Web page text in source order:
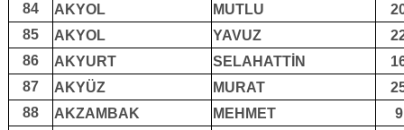
84
AKYOL MUTLU
85
AKYOL YAVUZ
86
AKYURT SELAHATTİN
87
AKYÜZ MURAT
88
AKZAMBAK MEHMET